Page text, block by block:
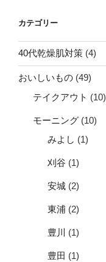
カテゴリー
40代乾燥肌対策 (4)
おいしいもの (49)
テイクアウト (10)
モーニング (10)
みよし (1)
刈谷 (1)
安城 (2)
東浦 (2)
豊川 (1)
豊田 (1)